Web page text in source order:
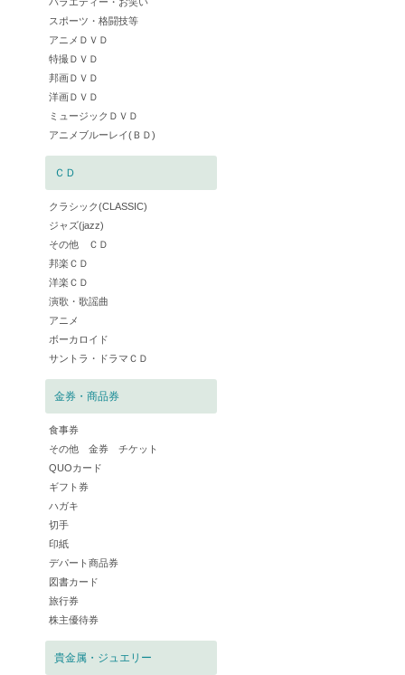
スポーツ・格闘技等
アニメＤＶＤ
特撮ＤＶＤ
邦画ＤＶＤ
洋画ＤＶＤ
ミュージックＤＶＤ
アニメブルーレイ(ＢＤ)
ＣＤ
クラシック(CLASSIC)
ジャズ(jazz)
その他 ＣＤ
邦楽ＣＤ
洋楽ＣＤ
演歌・歌謡曲
アニメ
ボーカロイド
サントラ・ドラマＣＤ
金券・商品券
食事券
その他 金券 チケット
QUOカード
ギフト券
ハガキ
切手
印紙
デパート商品券
図書カード
旅行券
株主優待券
貴金属・ジュエリー